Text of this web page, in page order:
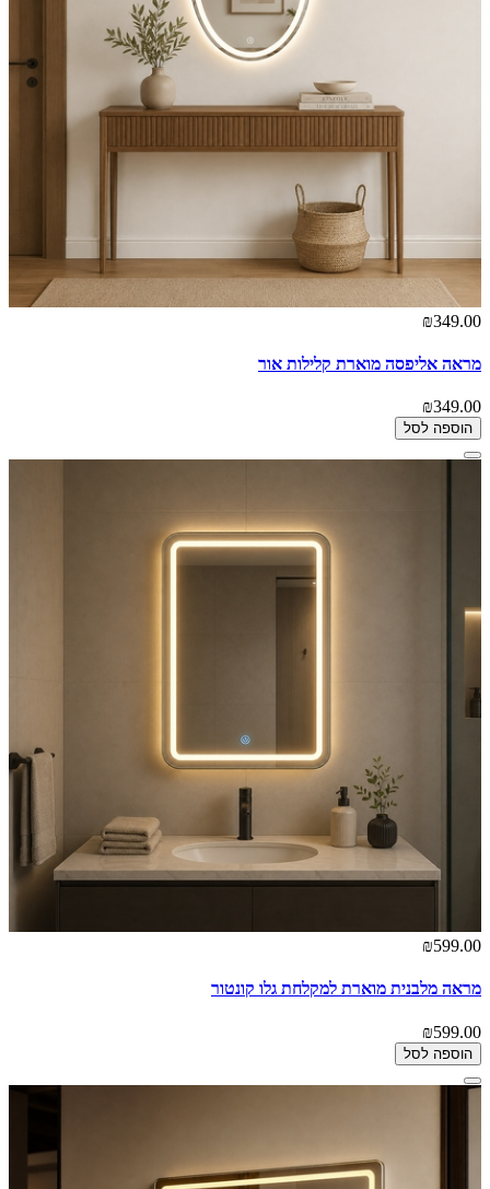
₪349.00
מראה אליפסה מוארת קלילות אור
₪349.00
הוספה לסל
₪599.00
מראה מלבנית מוארת למקלחת גלו קונטור
₪599.00
הוספה לסל